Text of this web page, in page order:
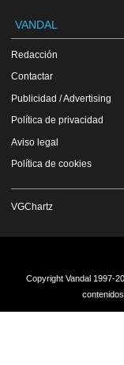
VANDAL
Redacción
Contactar
Publicidad / Advertising
Política de privacidad
Aviso legal
Política de cookies
VGChartz
Copyright Vandal 1997-